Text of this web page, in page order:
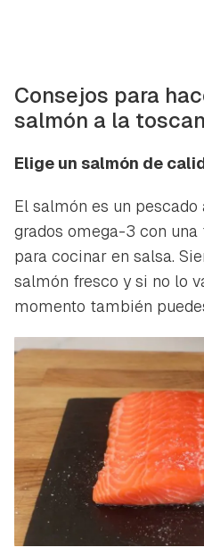
Consejos para
salmón a la
Elige un salmón de
El salmón es un
grados omega-3 con
para cocinar en salsa.
salmón fresco y si no lo
momento también